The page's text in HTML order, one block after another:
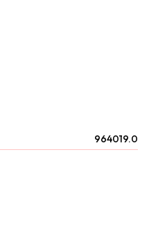
964019.0